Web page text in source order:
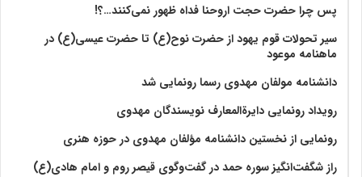
پس چرا حضرت حجت اروحنا فداه ظهور نمی‌کنند…؟!
سیر تحولات قوم یهود از حضرت نوح(ع) تا حضرت عیسی(ع) در
ماهنامه موعود
دانشنامه مولفان مهدوی رسما رونمایی شد
رویداد رونمایی دایرةالمعارف نویسندگان مهدوی
رونمایی از نخستین دانشنامه مؤلفان مهدوی در حوزه هنری
راز شگفت‌انگیز سوره حمد در گفت‌وگوی قیصر روم و امام هادی(ع)